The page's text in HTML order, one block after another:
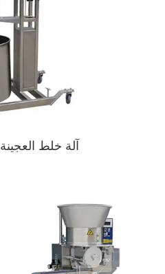
آلة خلط العجينة DJJ200-II